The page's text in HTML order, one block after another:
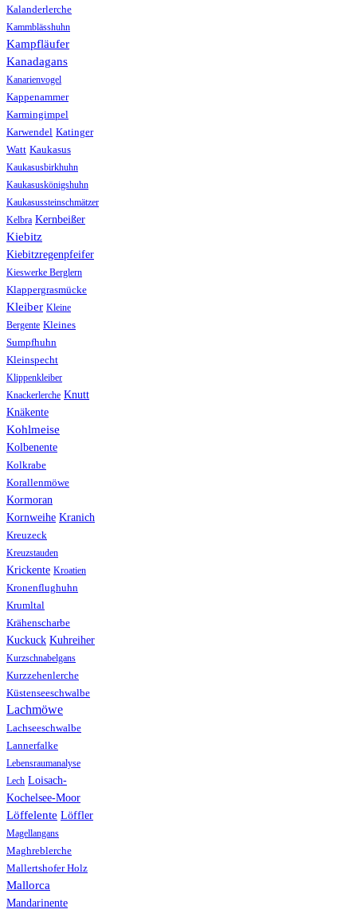
Kalanderlerche
Kammblässhuhn
Kampfläufer
Kanadagans
Kanarienvogel
Kappenammer
Karmingimpel
Karwendel Katinger
Watt Kaukasus
Kaukasusbirkhuhn
Kaukasuskönigshuhn
Kaukasussteinschmätzer
Kelbra Kernbeißer
Kiebitz
Kiebitzregenpfeifer
Kieswerke Berglern
Klappergrasmücke
Kleiber Kleine
Bergente Kleines
Sumpfhuhn
Kleinspecht
Klippenkleiber
Knackerlerche Knutt
Knäkente
Kohlmeise
Kolbenente
Kolkrabe
Korallenmöwe
Kormoran
Kornweihe Kranich
Kreuzeck
Kreuzstauden
Krickente Kroatien
Kronenflughuhn
Krumltal
Krähenscharbe
Kuckuck Kuhreiher
Kurzschnabelgans
Kurzzehenlerche
Küstenseeschwalbe
Lachmöwe
Lachseeschwalbe
Lannerfalke
Lebensraumanalyse
Lech Loisach-
Kochelsee-Moor
Löffelente Löffler
Magellangans
Maghreblerche
Mallertshofer Holz
Mallorca
Mandarinente